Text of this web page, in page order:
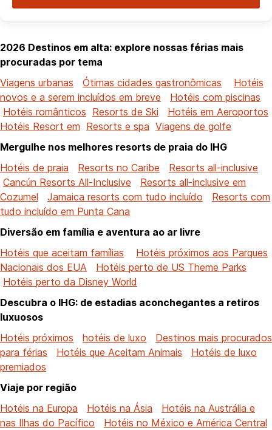
2026 Destinos em alta: explore nossas férias mais
procuradas por tema
Viagens urbanas
Ótimas cidades gastronômicas
Hotéis
novos e a serem incluídos em breve
Hotéis com piscinas
Hotéis românticos Resorts de Ski
Hotéis em Aeroportos
Hotéis Resort em Resorts e spa Viagens de golfe
Mergulhe nos melhores resorts de praia do IHG
Hotéis de praia
Resorts no Caribe
Resorts all-inclusive
Cancún Resorts All-Inclusive
Resorts all-inclusive em
Cozumel
Jamaica resorts com tudo incluído
Resorts com
tudo incluído em Punta Cana
Diversão em família e aventura ao ar livre
Hotéis que aceitam famílias
Hotéis próximos aos Parques
Nacionais dos EUA
Hotéis perto de US Theme Parks
Hotéis perto da Disney World
Descubra o IHG: de estadias aconchegantes a retiros
luxuosos
Hotéis próximos
hotéis de luxo
Destinos mais procurados
para férias
Hotéis que Aceitam Animais
Hotéis de luxo
premiados
Viaje por região
Hotéis na Europa
Hotéis na Ásia
Hotéis na Austrália e
nas Ilhas do Pacífico
Hotéis no México e América Central